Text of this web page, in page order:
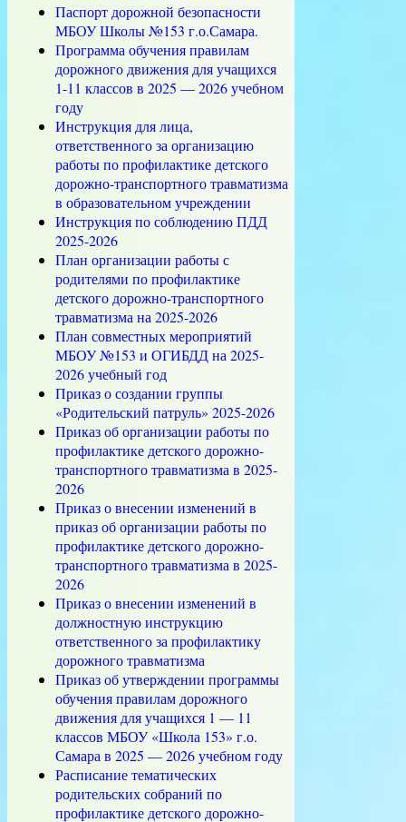
Паспорт дорожной безопасности
МБОУ Школы №153 г.о.Самара.
Программа обучения правилам
дорожного движения для учащихся
1-11 классов в 2025 — 2026 учебном
году
Инструкция для лица,
ответственного за организацию
работы по профилактике детского
дорожно-транспортного травматизма
в образовательном учреждении
Инструкция по соблюдению ПДД
2025-2026
План организации работы с
родителями по профилактике
детского дорожно-транспортного
травматизма на 2025-2026
План совместных мероприятий
МБОУ №153 и ОГИБДД на 2025-
2026 учебный год
Приказ о создании группы
«Родительский патруль» 2025-2026
Приказ об организации работы по
профилактике детского дорожно-
транспортного травматизма в 2025-
2026
Приказ о внесении изменений в
приказ об организации работы по
профилактике детского дорожно-
транспортного травматизма в 2025-
2026
Приказ о внесении изменений в
должностную инструкцию
ответственного за профилактику
дорожного травматизма
Приказ об утверждении программы
обучения правилам дорожного
движения для учащихся 1 — 11
классов МБОУ «Школа 153» г.о.
Самара в 2025 — 2026 учебном году
Расписание тематических
родительских собраний по
профилактике детского дорожно-